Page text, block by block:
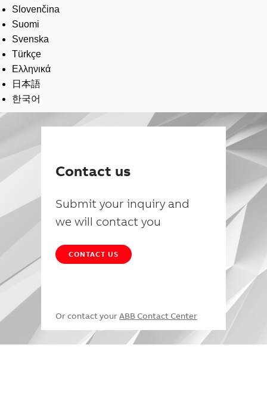
Slovenčina
Suomi
Svenska
Türkçe
Ελληνικά
日本語
한국어
Contact us
Submit your inquiry and
we will contact you
CONTACT US
Or contact your ABB Contact Center